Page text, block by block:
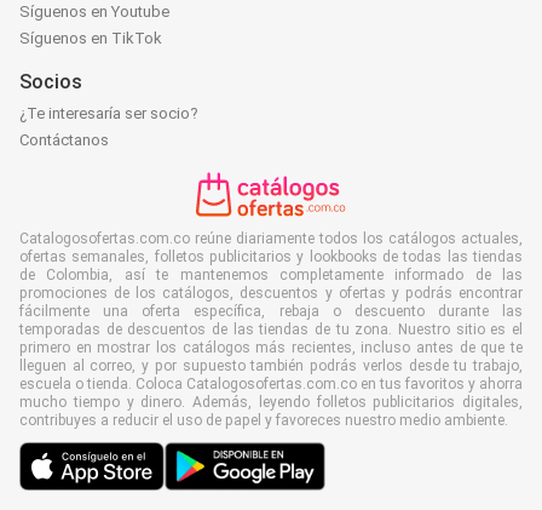
Síguenos en Youtube
Síguenos en TikTok
Socios
¿Te interesaría ser socio?
Contáctanos
Catalogosofertas.com.co reúne diariamente todos los catálogos actuales,
ofertas semanales, folletos publicitarios y lookbooks de todas las tiendas
de Colombia, así te mantenemos completamente informado de las
promociones de los catálogos, descuentos y ofertas y podrás encontrar
fácilmente una oferta específica, rebaja o descuento durante las
temporadas de descuentos de las tiendas de tu zona. Nuestro sitio es el
primero en mostrar los catálogos más recientes, incluso antes de que te
lleguen al correo, y por supuesto también podrás verlos desde tu trabajo,
escuela o tienda. Coloca Catalogosofertas.com.co en tus favoritos y ahorra
mucho tiempo y dinero. Además, leyendo folletos publicitarios digitales,
contribuyes a reducir el uso de papel y favoreces nuestro medio ambiente.